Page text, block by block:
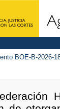
BOE-B-2026-